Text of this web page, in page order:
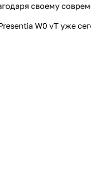
своему
W0 vT уже